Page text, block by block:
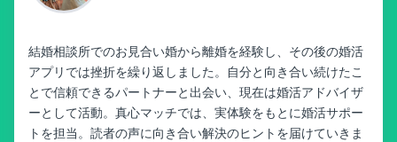
結婚相談所でのお見合い婚から離婚を経験し、その後の婚活
アプリでは挫折を繰り返しました。自分と向き合い続けたこ
とで信頼できるパートナーと出会い、現在は婚活アドバイザ
ーとして活動。真心マッチでは、実体験をもとに婚活サポー
トを担当。読者の声に向き合い解決のヒントを届けていきま